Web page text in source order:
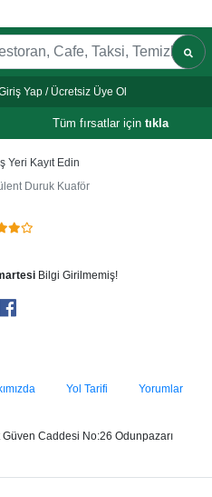
Yap / Ücretsiz Üye Ol
Tüm fırsatlar için tıkla
Yeri Kayıt Edin
Duruk Kuaför
Bilgi Girilmemiş!
Yol Tarifi Yorumlar
Güven Caddesi No:26 Odunpazarı